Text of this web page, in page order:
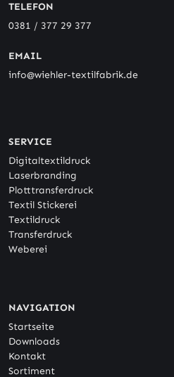
TELEFON
0381 / 377 29 377
EMAIL
info@wiehler-textilfabrik.de
SERVICE
Digitaltextildruck
Laserbranding
Plotttransferdruck
Textil Stickerei
Textildruck
Transferdruck
Weberei
NAVIGATION
Startseite
Downloads
Kontakt
Sortiment